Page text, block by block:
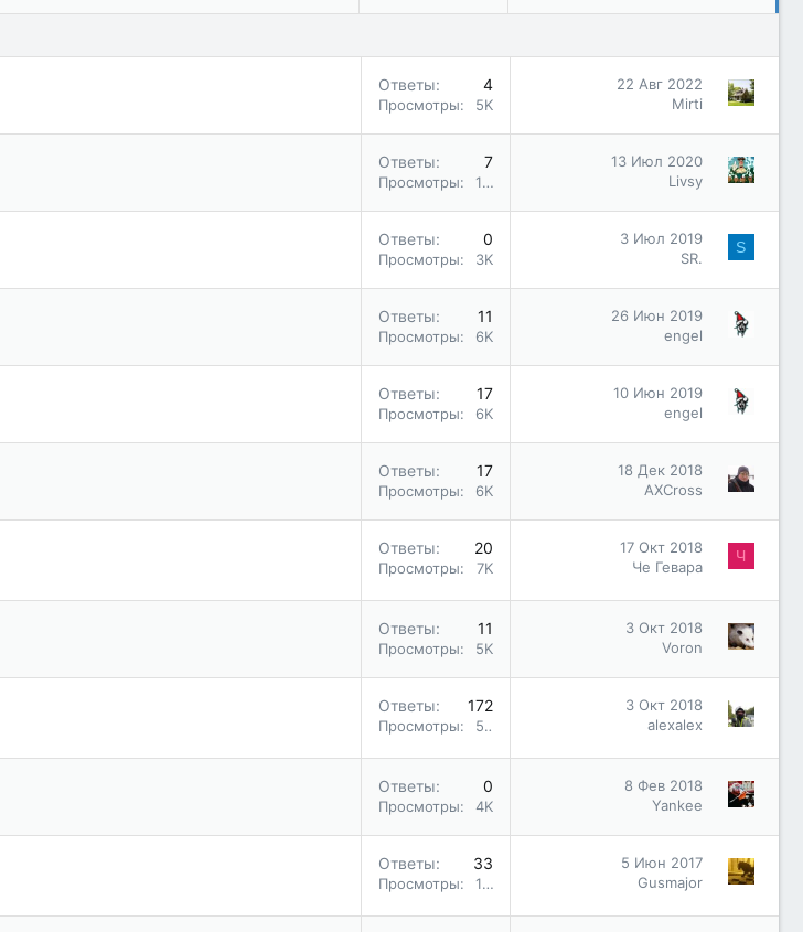
Ответы 4
Просмотры 5K
22 Авг 2022
Mirti
Ответы 7
Просмотры 10K
13 Июл 2020
Livsy
Ответы 0
Просмотры 3K
3 Июл 2019
SR.
S
Ответы 11
Просмотры 6K
26 Июн 2019
engel
Ответы 17
Просмотры 6K
10 Июн 2019
engel
Ответы 17
Просмотры 6K
18 Дек 2018
AXCross
Ответы 20
Просмотры 7K
17 Окт 2018
Че Гевара
Ч
Ответы 11
Просмотры 5K
3 Окт 2018
Voron
Ответы 172
Просмотры 51K
3 Окт 2018
alexalex
Ответы 0
Просмотры 4K
8 Фев 2018
Yankee
Ответы 33
Просмотры 10K
5 Июн 2017
Gusmajor